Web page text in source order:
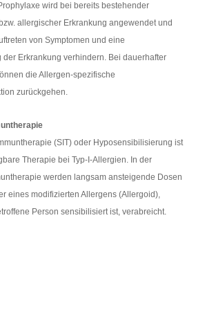
wird bei bereits bestehender
allergischer Erkrankung angewendet und
von Symptomen und eine
der Erkrankung verhindern. Bei dauerhafter
die Allergen-spezifische
zurückgehen.
(SIT) oder Hyposensibilisierung ist
Therapie bei Typ-I-Allergien. In der
werden langsam ansteigende Dosen
eines modifizierten Allergens (Allergoid),
Person sensibilisiert ist, verabreicht.